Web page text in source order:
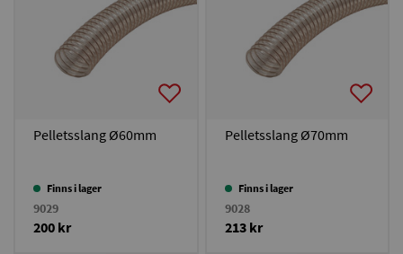
Pelletsslang Ø60mm
Finns i lager
9029
200 kr
Pelletsslang Ø70mm
Finns i lager
9028
213 kr